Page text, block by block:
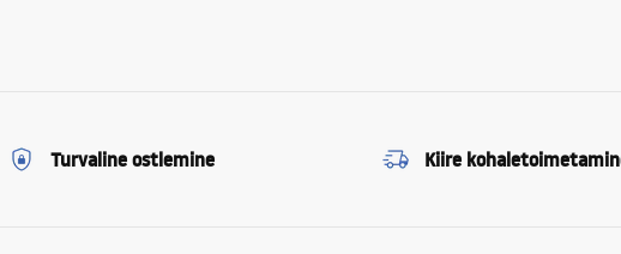
Turvaline ostlemine Kiire